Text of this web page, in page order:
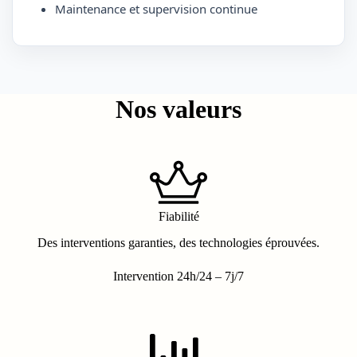
Maintenance et supervision continue
Nos valeurs
Fiabilité
Des interventions garanties, des technologies éprouvées.
Intervention 24h/24 – 7j/7